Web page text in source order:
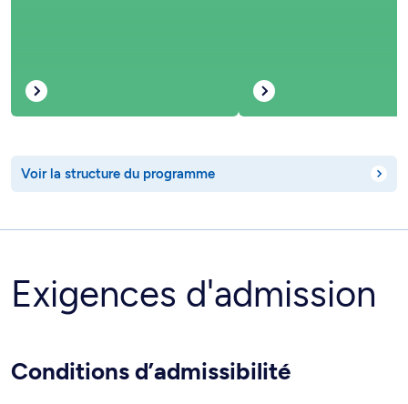
Voir la structure du programme
Exigences d'admission
Conditions d’admissibilité